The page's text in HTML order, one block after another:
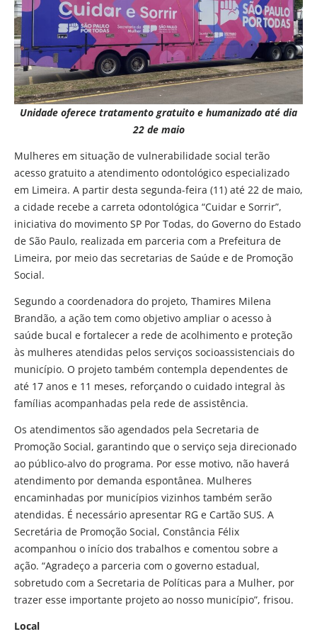
Unidade oferece tratamento gratuito e humanizado até dia
22 de maio
Mulheres em situação de vulnerabilidade social terão
acesso gratuito a atendimento odontológico especializado
em Limeira. A partir desta segunda-feira (11) até 22 de maio,
a cidade recebe a carreta odontológica “Cuidar e Sorrir”,
iniciativa do movimento SP Por Todas, do Governo do Estado
de São Paulo, realizada em parceria com a Prefeitura de
Limeira, por meio das secretarias de Saúde e de Promoção
Social.
Segundo a coordenadora do projeto, Thamires Milena
Brandão, a ação tem como objetivo ampliar o acesso à
saúde bucal e fortalecer a rede de acolhimento e proteção
às mulheres atendidas pelos serviços socioassistenciais do
município. O projeto também contempla dependentes de
até 17 anos e 11 meses, reforçando o cuidado integral às
famílias acompanhadas pela rede de assistência.
Os atendimentos são agendados pela Secretaria de
Promoção Social, garantindo que o serviço seja direcionado
ao público-alvo do programa. Por esse motivo, não haverá
atendimento por demanda espontânea. Mulheres
encaminhadas por municípios vizinhos também serão
atendidas. É necessário apresentar RG e Cartão SUS. A
Secretária de Promoção Social, Constância Félix
acompanhou o início dos trabalhos e comentou sobre a
ação. “Agradeço a parceria com o governo estadual,
sobretudo com a Secretaria de Políticas para a Mulher, por
trazer esse importante projeto ao nosso município”, frisou.
Local